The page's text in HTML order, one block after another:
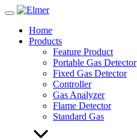
Skip
contentHome
Products
Feature Product
Portable Gas Detector
Fixed Gas Detector
Controller
Gas Analyzer
Flame Detector
Standard Gas